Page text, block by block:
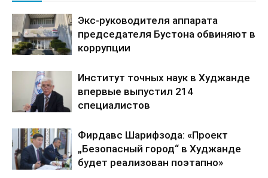
Экс-руководителя аппарата
председателя Бустона обвиняют в
коррупции
Институт точных наук в Худжанде
впервые выпустил 214
специалистов
Фирдавс Шарифзода: «Проект
„Безопасный город“ в Худжанде
будет реализован поэтапно»